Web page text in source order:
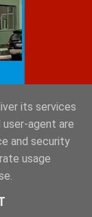
its services
user-agent are
and security
usage